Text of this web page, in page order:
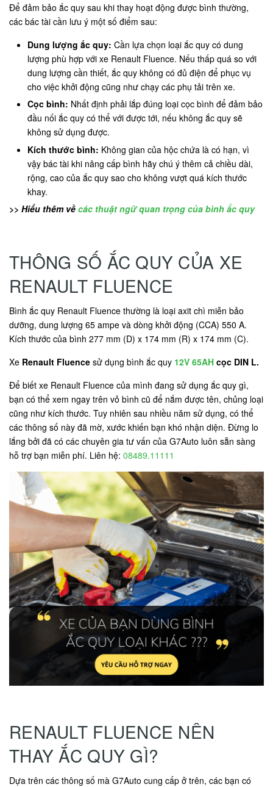
Để đảm bảo ắc quy sau khi thay hoạt động được bình thường,
các bác tài cần lưu ý một số điểm sau:
Dung lượng ắc quy: Cần lựa chọn loại ắc quy có dung
lượng phù hợp với xe Renault Fluence. Nếu thấp quá so với
dung lượng cần thiết, ắc quy không có đủ điện để phục vụ
cho việc khởi động cũng như chạy các phụ tải trên xe.
Cọc bình: Nhất định phải lắp đúng loại cọc bình để đảm bảo
đầu nối ắc quy có thể với được tới, nếu không ắc quy sẽ
không sử dụng được.
Kích thước bình: Không gian của hộc chứa là có hạn, vì
vậy bác tài khi nâng cấp bình hãy chú ý thêm cả chiều dài,
rộng, cao của ắc quy sao cho không vượt quá kích thước
khay.
>> Hiểu thêm về các thuật ngữ quan trọng của bình ắc quy
THÔNG SỐ ẮC QUY CỦA XE
RENAULT FLUENCE
Bình ắc quy Renault Fluence thường là loại axit chì miễn bảo
dưỡng, dung lượng 65 ampe và dòng khởi động (CCA) 550 A.
Kích thước của bình 277 mm (D) x 174 mm (R) x 174 mm (C).
Xe Renault Fluence sử dụng bình ắc quy 12V 65AH cọc DIN L.
Để biết xe Renault Fluence của mình đang sử dụng ắc quy gì,
bạn có thể xem ngay trên vỏ bình cũ để nắm được tên, chủng loại
cũng như kích thước. Tuy nhiên sau nhiều năm sử dụng, có thể
các thông số này đã mờ, xước khiến bạn khó nhận diện. Đừng lo
lắng bởi đã có các chuyên gia tư vấn của G7Auto luôn sẵn sàng
hỗ trợ bạn miễn phí. Liên hệ: 08489.11111
RENAULT FLUENCE NÊN
THAY ẮC QUY GÌ?
Dựa trên các thông số mà G7Auto cung cấp ở trên, các bạn có